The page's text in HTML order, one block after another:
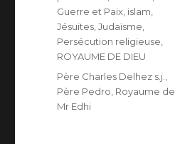
Guerre et Paix islam
Jésuites ,Judaïsme
Persécution religieuse
ROYAUME DE DIEU
Étiquettes
Père Charles Delhez s.j.
Père Pedro Royaume de
Mr Edhi